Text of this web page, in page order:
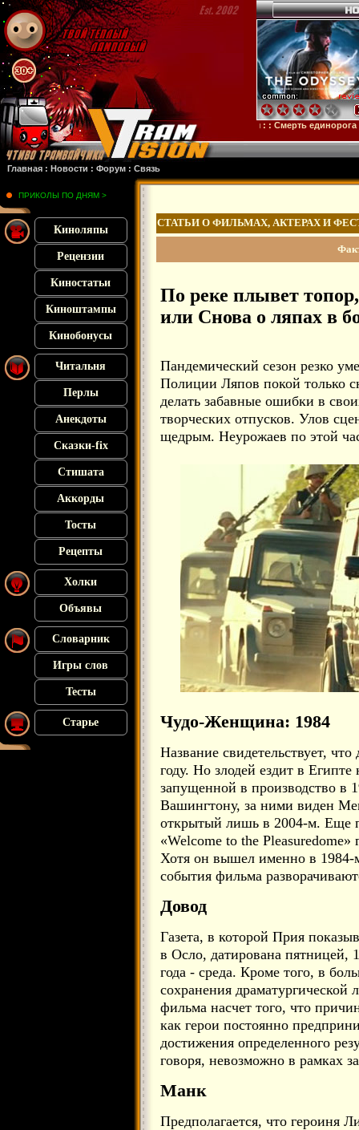
Главная : Новости : Форум : Связь
: :Микки 17: : Субстанция : :28 лет спустя Смерть единорога: :
ПРИКОЛЫ ПО ДНЯМ >
Киноляпы
Рецензии
Киностатьи
Киноштампы
Кинобонусы
Читальня
Перлы
Анекдоты
Сказки-fix
Стишата
Аккорды
Тосты
Рецепты
Холки
Объявы
Словарник
Игры слов
Тесты
Старье
СТАТЬИ О ФИЛЬМАХ, АКТЕРАХ И
По реке плывет топор,
или Снова о ляпах в
Пандемический сезон резко
Полиции Ляпов покой только
делать забавные ошибки в
творческих отпусков. Улов
щедрым. Неурожаев по этой
Чудо-Женщина: 1984
Название свидетельствует,
году. Но злодей ездит в
запущенной в производство в
Вашингтону, за ними виден
открытый лишь в 2004-м. Еще
«Welcome to the
Хотя он вышел именно в 1984-
события фильма
Довод
Газета, в которой Прия
в Осло, датирована пятницей,
года - среда. Кроме того, в
сохранения драматургической
фильма насчет того, что
как герои постоянно
достижения определенного
говоря, невозможно в рамках
Манк
Предполагается, что героиня